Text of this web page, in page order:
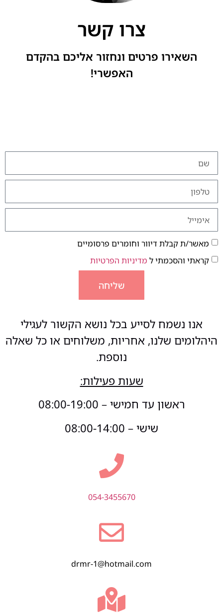
צרו קשר
השאירו פרטים ונחזור אליכם בהקדם
האפשרי!
מאשר/ת קבלת דיוור וחומרים פרסומיים
קראתי והסכמתי ל מדיניות הפרטיות
שליחה
אנו נשמח לסייע בכל נושא הקשור לעגילי
היהלומים שלנו, אחריות, משלוחים או כל שאלה
נוספת.
שעות פעילות:
ראשון עד חמישי – 08:00-19:00
שישי – 08:00-14:00
054-3455670
drmr-1@hotmail.com